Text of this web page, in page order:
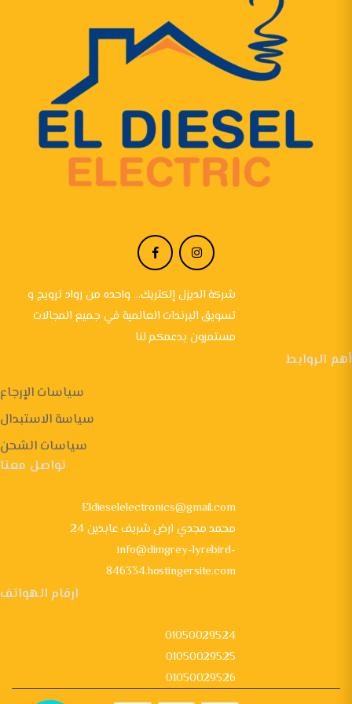
شركة الديزل إلكتريك... واحده من رواد ترويج و
تسويق البرندات العالمية في جميع المجالات
مستمرون بدعمكم لنا
أهم الروابط
سياسات الإرجاع
سياسة الاستبدال
سياسات الشحن
تواصل معنا
Eldieselelectronics@gmail.com
24 محمد مجدي ارض شريف عابدين
info@dimgrey-lyrebird-
846334.hostingersite.com
ارقام الهواتف
01050029524
01050029525
01050029526